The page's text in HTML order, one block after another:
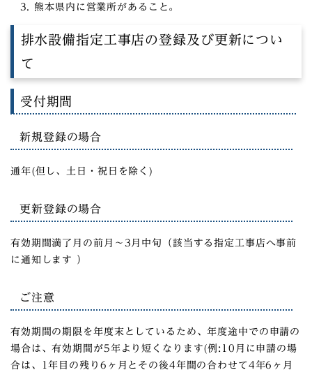
熊本県内に営業所があること。
排水設備指定工事店の登録及び更新につい
て
受付期間
新規登録の場合
通年(但し、土日・祝日を除く)
更新登録の場合
有効期間満了月の前月～3月中旬（該当する指定工事店へ事前
に通知します ）
ご注意
有効期間の期限を年度末としているため、年度途中での申請の
場合は、有効期間が5年より短くなります(例:10月に申請の場
合は、1年目の残り6ヶ月とその後4年間の合わせて4年6ヶ月